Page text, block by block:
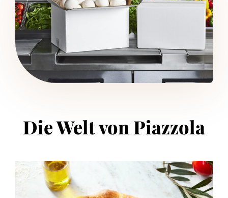
Die Welt von Piazzola